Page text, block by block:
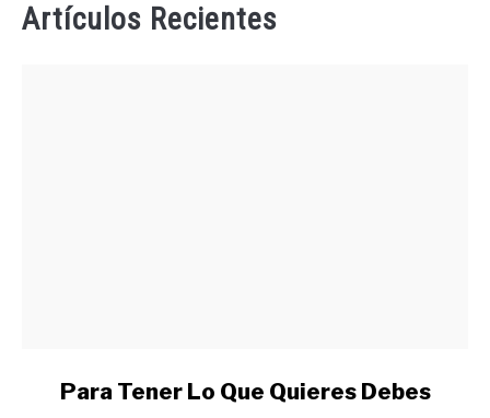
Artículos Recientes
Para Tener Lo Que Quieres Debes